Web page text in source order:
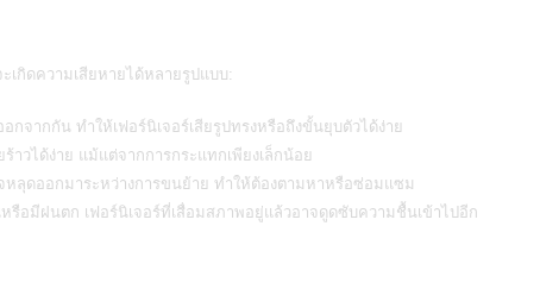
เกิดความเสียหายได้หลายรูปแบบ:
จากกัน ทำให้เฟอร์นิเจอร์เสียรูปทรงหรือถึงขั้นยุบตัวได้ง่าย
วได้ง่าย แม้แต่จากการกระแทกเพียงเล็กน้อย
ลุดออกมาระหว่างการขนย้าย ทำให้ต้องตามหาหรือซ่อมแซม
อมีฝนตก เฟอร์นิเจอร์ที่เสื่อมสภาพอยู่แล้วอาจดูดซับความชื้นเข้าไปอีก